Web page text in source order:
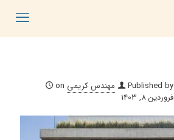
Published by مهندس کریمی on
فروردین 8, 1403